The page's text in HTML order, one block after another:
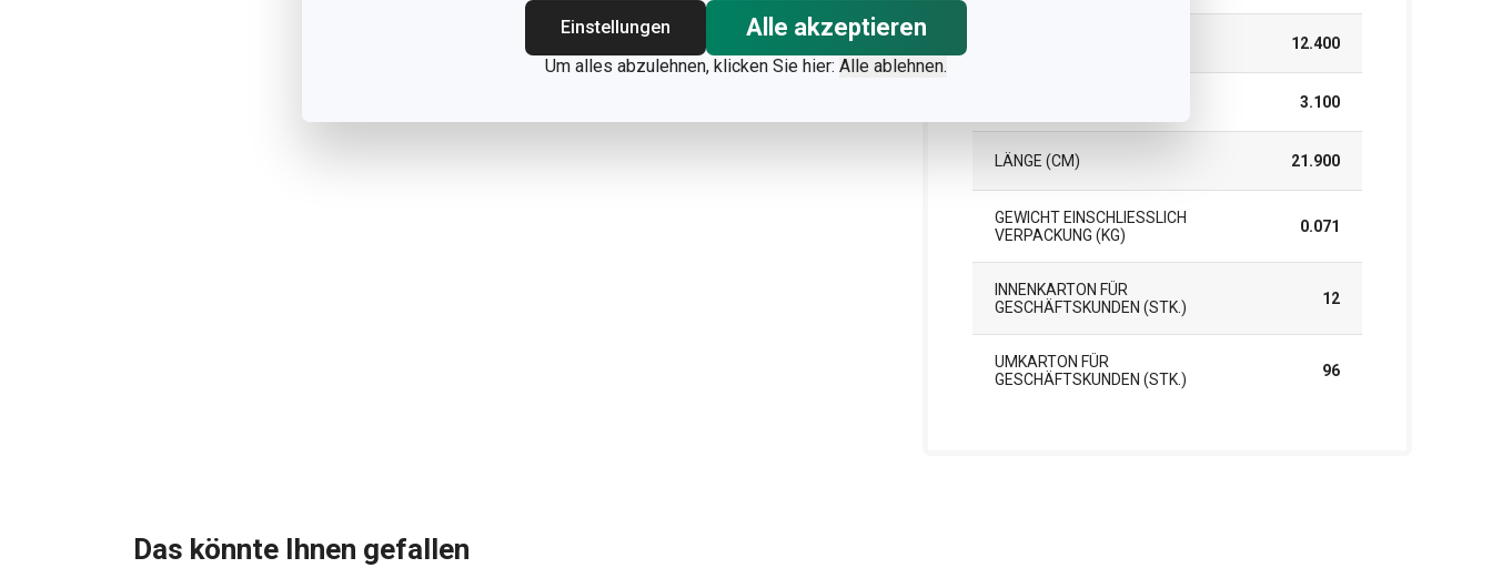
Einstellungen
Alle akzeptieren
Um alles abzulehnen, klicken Sie hier: Alle ablehnen.
12.400
3.100
LÄNGE (CM) 21.900
GEWICHT EINSCHLIESSLICH V
ERPACKUNG (KG)
0.071
INNENKARTON FÜR
GESCHÄFTSKUNDEN (STK.)
12
UMKARTON FÜR
GESCHÄFTSKUNDEN (STK.)
96
Das könnte Ihnen gefallen